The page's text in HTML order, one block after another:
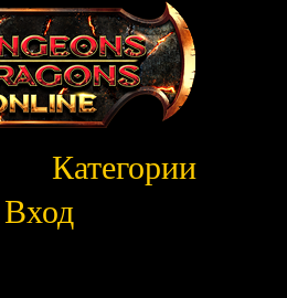
Категории
Вход